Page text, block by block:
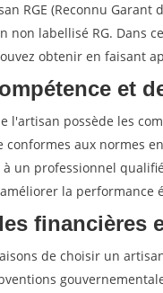
RGE (Reconnu
non labellisé RG. Dans
obtenir en faisant
et
l'artisan possède les
aux normes
un professionnel
la performance
financières
de choisir un